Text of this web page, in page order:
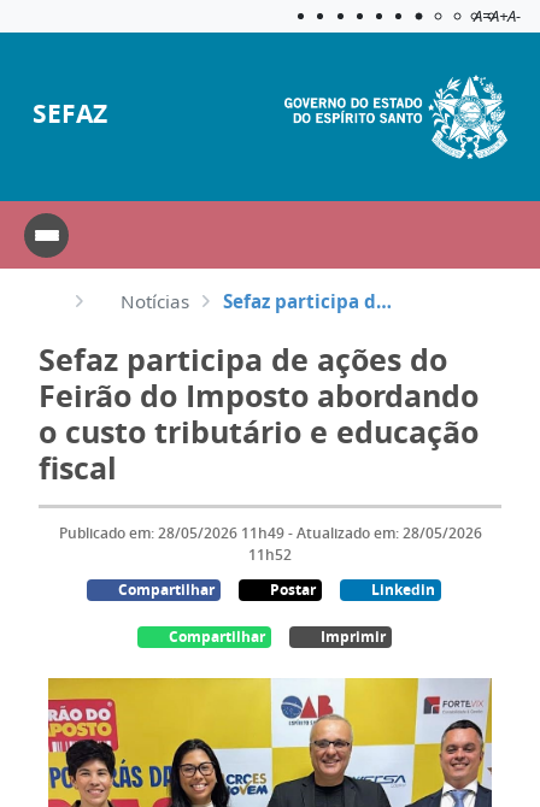
Aplicar
A=A+A-
SEFAZ
Notícias Sefaz participa de ações do Feirão do Imposto abordando o custo tributário e educação fiscal
Sefaz participa de ações do
Feirão do Imposto abordando
o custo tributário e educação
fiscal
Publicado em: 28/05/2026 11h49 - Atualizado em: 28/05/2026
11h52
Compartilhar
Postar Linkedin
Compartilhar Imprimir